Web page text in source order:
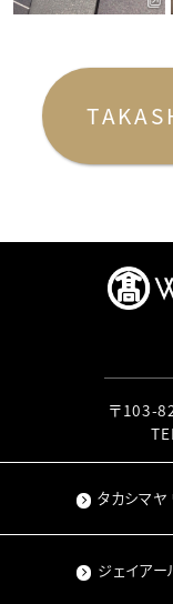
〒103-
タカシマ
ジェイアー